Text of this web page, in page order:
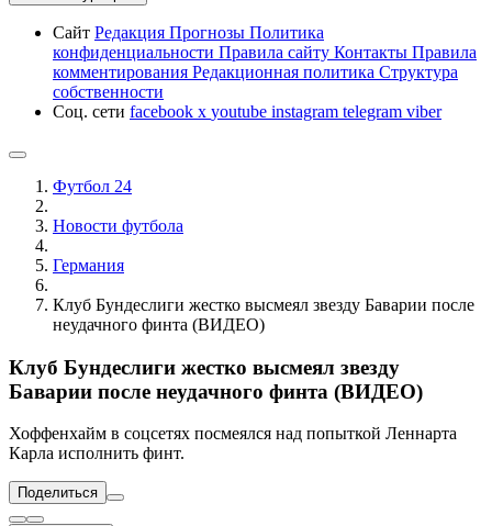
Сайт Редакция Прогнозы Политика
конфиденциальности Правила сайту Контакты Правила
комментирования Редакционная политика Структура
собственности
Соц. сети facebook x youtube instagram telegram viber
Футбол 24
Новости футбола
Германия
Клуб Бундеслиги жестко высмеял звезду Баварии после
неудачного финта (ВИДЕО)
Клуб Бундеслиги жестко высмеял звезду
Баварии после неудачного финта (ВИДЕО)
Хоффенхайм в соцсетях посмеялся над попыткой Леннарта
Карла исполнить финт.
Поделиться